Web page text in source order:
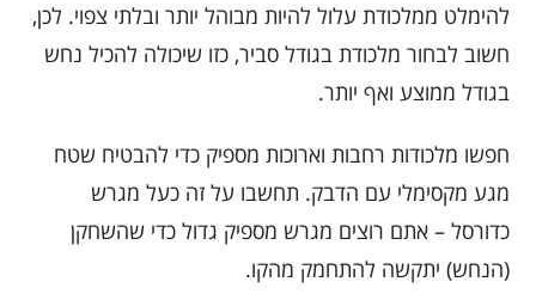
להימלט ממלכודת עלול להיות מבוהל יותר ובלתי צפוי. לכן,
חשוב לבחור מלכודת בגודל סביר, כזו שיכולה להכיל נחש
בגודל ממוצע ואף יותר.
חפשו מלכודות רחבות וארוכות מספיק כדי להבטיח שטח
מגע מקסימלי עם הדבק. תחשבו על זה כעל מגרש
כדורסל – אתם רוצים מגרש מספיק גדול כדי שהשחקן
(הנחש) יתקשה להתחמק מהקו.